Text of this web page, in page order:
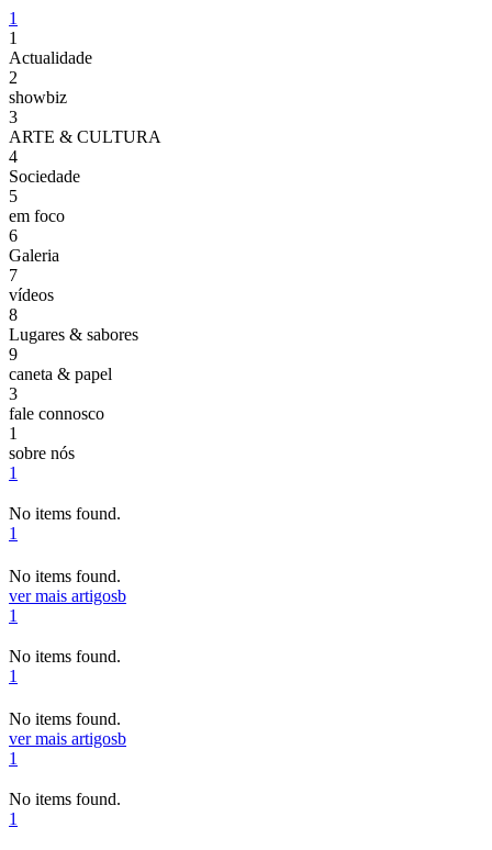
1
1
Actualidade
2
showbiz
3
ARTE & CULTURA
4
Sociedade
5
em foco
6
Galeria
7
vídeos
8
Lugares & sabores
9
caneta & papel
3
fale connosco
1
sobre nós
1
No items found.
1
No items found.
ver mais artigosb
1
No items found.
1
No items found.
ver mais artigosb
1
No items found.
1